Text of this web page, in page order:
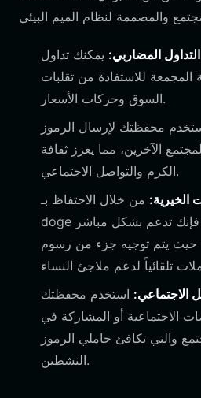
التداول المضاربي: يمكنك تداول doge الخاصة بك بنشاط
المجمعة للاستفادة من تقلبات
السوق وحركات الأسعار.
محفظتك لإرسال الرموز
الآخرين، مما يعزز ثقافة
الكرم والتواصل الاجتماعي.
الخيرية: من خلال الاحتفاظ بـ
doge وإجراء معاملات بها، فإنك تدعم بشكل مباشر
حيث يتم توجيه جزء من رسوم
الاجتماعي: استخدم محفظتك
الاجتماعية أو المشاركة في
والتي تكافئ حاملي الرموز
النشطين.